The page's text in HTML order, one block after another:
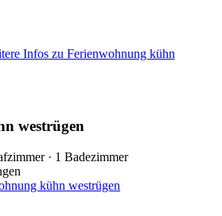
Infos zu Ferienwohnung kühn
westrügen
· 1 Badezimmer
kühn westrügen